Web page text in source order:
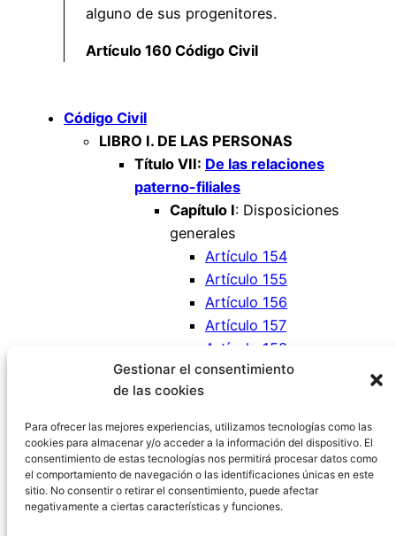
Gestionar el consentimiento
de las cookies
Para ofrecer las mejores experiencias, utilizamos tecnologías como las
cookies para almacenar y/o acceder a la información del dispositivo. El
consentimiento de estas tecnologías nos permitirá procesar datos como
el comportamiento de navegación o las identificaciones únicas en este
sitio. No consentir o retirar el consentimiento, puede afectar
negativamente a ciertas características y funciones.
alguno de sus progenitores.
Artículo 160 Código Civil
Código Civil
LIBRO I. DE LAS PERSONAS
Título VII: De las relaciones
paterno-filiales
Capítulo I: Disposiciones
generales
Artículo 154
Artículo 155
Artículo 156
Artículo 157
Artículo 158
Artículo 159